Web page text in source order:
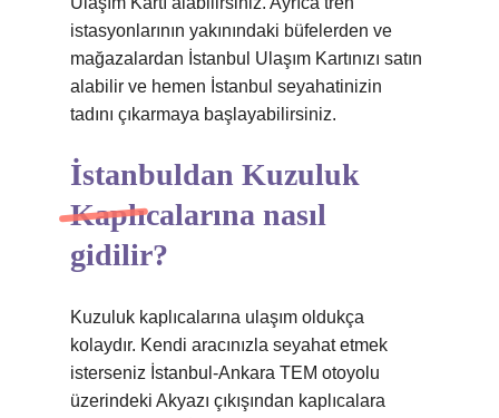
istasyonlarının yakınındaki büfelerden ve
mağazalardan İstanbul Ulaşım Kartınızı satın
alabilir ve hemen İstanbul seyahatinizin
tadını çıkarmaya başlayabilirsiniz.
İstanbuldan Kuzuluk
Kaplıcalarına nasıl
gidilir?
Kuzuluk kaplıcalarına ulaşım oldukça
kolaydır. Kendi aracınızla seyahat etmek
isterseniz İstanbul-Ankara TEM otoyolu
üzerindeki Akyazı çıkışından kaplıcalara